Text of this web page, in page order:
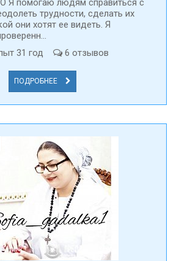
помогаю людям справиться с
трудности, сделать их
они хотят ее видеть. Я
31 год 6 отзывов
ПОДРОБНЕЕ